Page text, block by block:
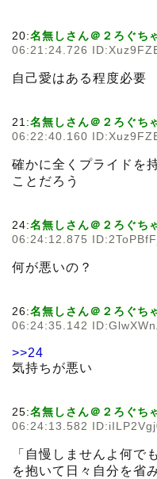
20:名無しさん＠２ろぐち
06:21:24.726
自己愛はある程度必要
21:名無しさん＠２ろぐち
06:22:40.160
確かに全くプライドを
ことだろう
24:名無しさん＠２ろぐち
06:24:12.875
何が悪いの？
26:名無しさん＠２ろぐち
06:24:35.142
>>24
気持ちが悪い
25:名無しさん＠２ろぐち
06:24:13.582
「自慢しませんよ何で
を抱いて日々自分を省